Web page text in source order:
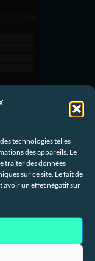
technologies telles
des appareils. Le
traiter des données
sur ce site. Le fait de
avoir un effet négatif sur
la
langage de
il peut
passer
pendant la